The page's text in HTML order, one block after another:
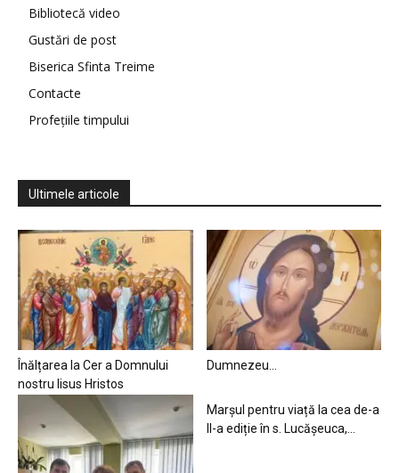
Bibliotecă video
Gustări de post
Biserica Sfinta Treime
Contacte
Profețiile timpului
Ultimele articole
Înălțarea la Cer a Domnului
nostru Iisus Hristos
Dumnezeu…
Marșul pentru viață la cea de-a
II-a ediție în s. Lucășeuca,...